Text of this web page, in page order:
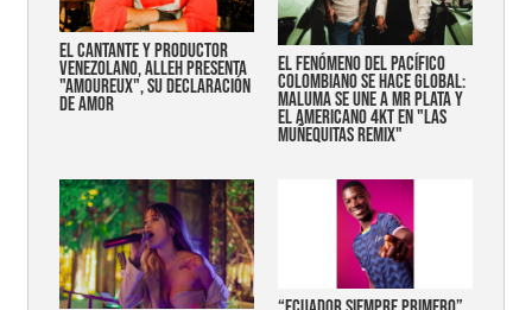
EL CANTANTE Y PRODUCTOR
VENEZOLANO, ALLEH PRESENTA
"AMOUREUX", SU DECLARACIÓN
DE AMOR
EL FENÓMENO DEL PACÍFICO
COLOMBIANO SE HACE GLOBAL:
MALUMA SE UNE A MR PLATA Y
EL AMERICANO 4KT EN "LAS
MUÑEQUITAS REMIX"